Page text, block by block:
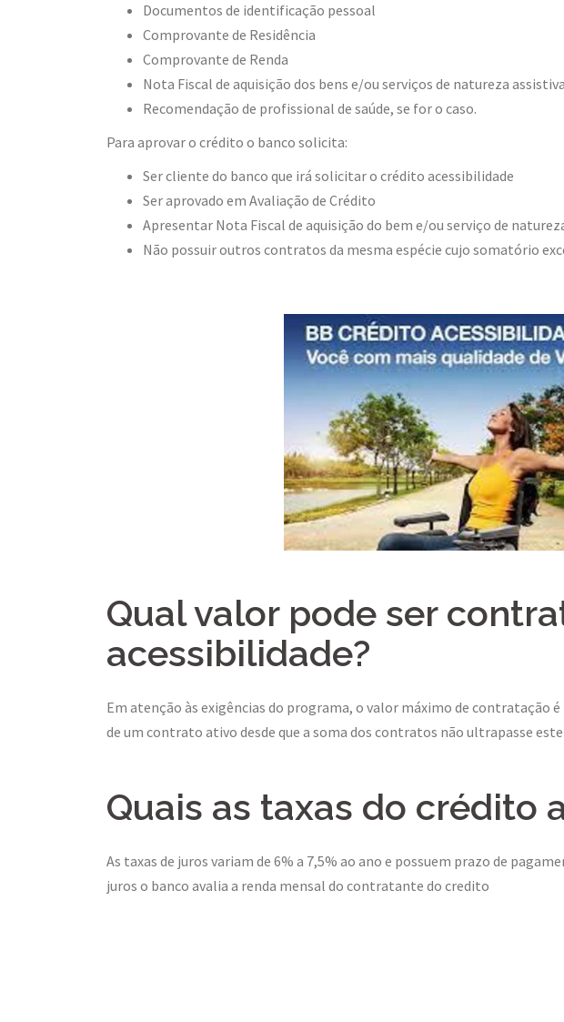
Documentos de identificação pessoal
Comprovante de Residência
Comprovante de Renda
Nota Fiscal de aquisição dos bens e/ou serviços de natureza assistiva
Recomendação de profissional de saúde, se for o caso.
Para aprovar o crédito o banco solicita:
Ser cliente do banco que irá solicitar o crédito acessibilidade
Ser aprovado em Avaliação de Crédito
Apresentar Nota Fiscal de aquisição do bem e/ou serviço de
Não possuir outros contratos da mesma espécie cujo somatório
Qual valor pode ser
acessibilidade?
Em atenção às exigências do programa, o valor máximo de contratação é
de um contrato ativo desde que a soma dos contratos não ultrapasse
Quais as taxas do crédito
As taxas de juros variam de 6% a 7,5% ao ano e possuem prazo de
juros o banco avalia a renda mensal do contratante do credito